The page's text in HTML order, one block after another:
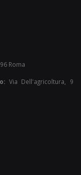
Roma
Via Dell'agricoltura, 9